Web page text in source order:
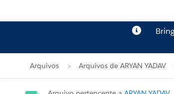
Arquivos Arquivos de ARYAN YADAV